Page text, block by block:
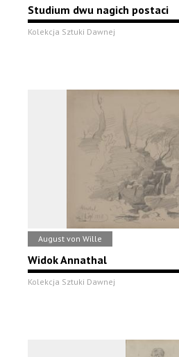
Studium dwu nagich postaci
Kolekcja Sztuki Dawnej
August von Wille
Widok Annathal
Kolekcja Sztuki Dawnej